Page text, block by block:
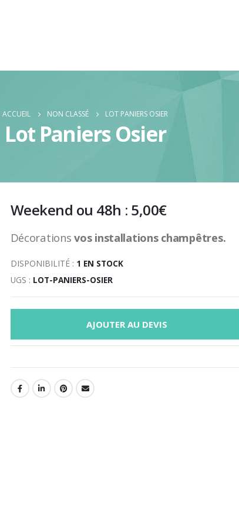
ACCUEIL NON CLASSÉ LOT PANIERS OSIER
Lot Paniers Osier
Weekend ou 48h : 5,00€
Décorations vos installations champêtres.
DISPONIBILITÉ : 1 EN STOCK
UGS : LOT-PANIERS-OSIER
AJOUTER AU DEVIS